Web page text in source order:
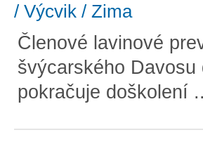
/ Výcvik / Zima
Členové lavinové
švýcarského
pokračuje doškolení